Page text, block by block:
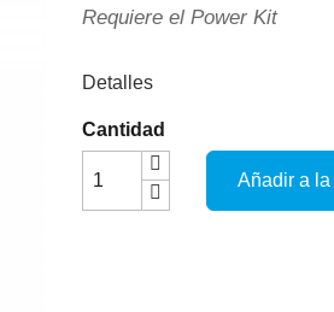
Requiere el Power Kit
Detalles
Cantidad
Añadir a la